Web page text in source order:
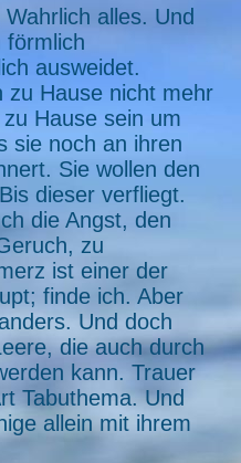
alles. Und
förmlich
ausweidet.
zu Hause nicht mehr
Hause sein um
sie noch an ihren
Sie wollen den
dieser verfliegt.
die Angst, den
zu
ist einer der
finde ich. Aber
Und doch
die auch durch
kann. Trauer
Tabuthema. Und
allein mit ihrem